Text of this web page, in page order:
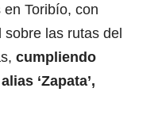
Toribío, con
las rutas del
cumpliendo
‘Zapata’,